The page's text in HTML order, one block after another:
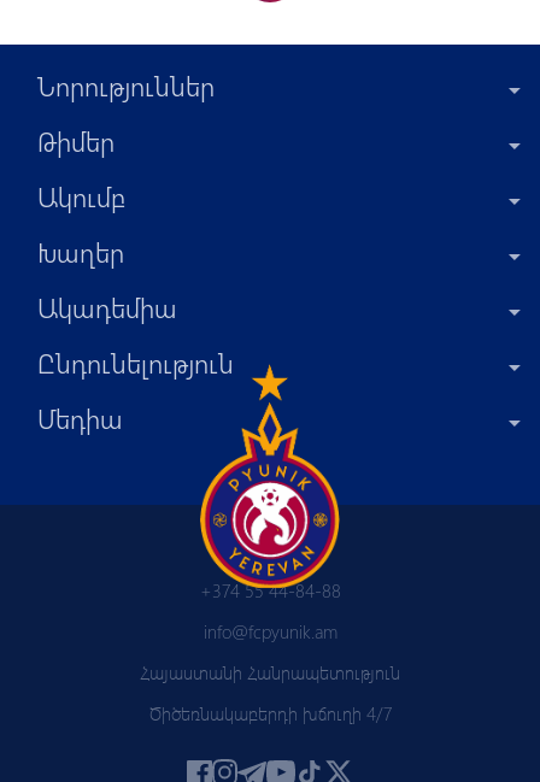
Նորություններ
Թիմեր
Ակումբ
Խաղեր
Ակադեմիա
Ընդունելություն
Մեդիա
+374 55 44-84-88
info@fcpyunik.am
Հայաստանի Հանրապետություն
Ծիծեռնակաբերդի խճուղի 4/7